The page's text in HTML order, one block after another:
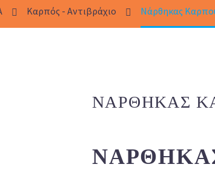
Καρπός - Αντιβράχιο Νάρθηκας
ΝΆΡΘΗΚΑΣ